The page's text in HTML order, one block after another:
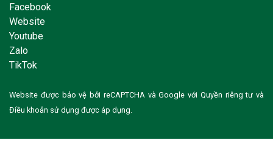
Facebook
Website
Youtube
Zalo
TikTok
Website được bảo vệ bởi reCAPTCHA và Google với Quyền riêng tư và
Điều khoản sử dụng được áp dụng.